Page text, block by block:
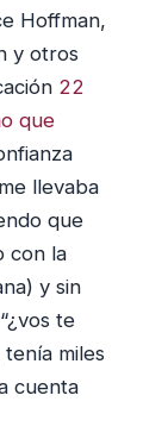
Hoffman,
y otros
22
que
llevaba
que
con la
y sin
te
miles
cuenta